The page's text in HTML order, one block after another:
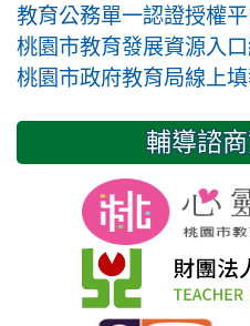
教育公務單一認證授權
桃園市教育發展資源入
桃園市政府教育局線上
輔導諮